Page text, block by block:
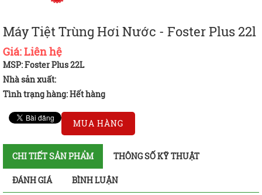
Máy Tiệt Trùng Hơi Nước - Foster Plus 22l
Giá:Liên hệ
MSP: Foster Plus 22L
Nhà sản xuất:
Tình trạng hàng:Hết hàng
MUA HÀNG
CHI TIẾT SẢN PHẨM THÔNG SỐ KỸ THUẬT
ĐÁNH GIÁ BÌNH LUẬN